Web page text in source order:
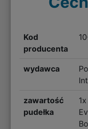
Kod
producenta
wydawca
zawartość
pudełka